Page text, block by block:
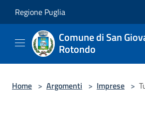
Regione Puglia
Comune di San
Rotondo
Home > Argomenti > Imprese >